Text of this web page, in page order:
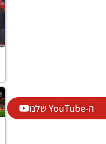
ה-YouTube שלנו